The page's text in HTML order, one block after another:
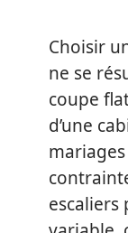
Choisir
ne se
coupe
d’une